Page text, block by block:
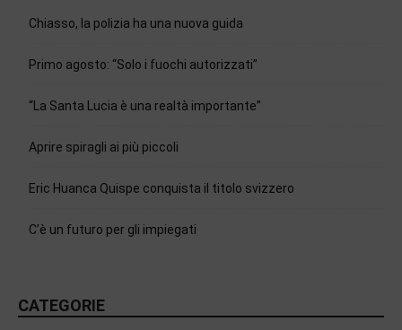
Chiasso, la polizia ha una nuova guida
Primo agosto: “Solo i fuochi autorizzati”
“La Santa Lucia è una realtà importante”
Aprire spiragli ai più piccoli
Eric Huanca Quispe conquista il titolo svizzero
C’è un futuro per gli impiegati
CATEGORIE